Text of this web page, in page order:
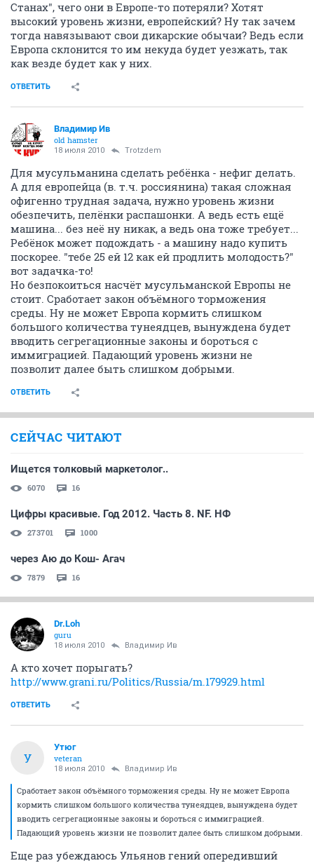
Станах", чего они в Европе-то потеряли? Хотят
высокий уровень жизни, европейский? Ну так зачем
тогда навязывают свои дикарские обычаи? Ведь если
Европа склонится то им некуда будет уезжать, так
как везде будет как у них.
ОТВЕТИТЬ
Владимир Ив
old hamster
18 июля 2010 Trotzdem
Для мусульманина сделать ребёнка - нефиг делать.
А для европейца (в. т.ч. россиянина) такая сложная
офигенно трудная задача, нужно уровень жизни
обезпечить, пелёнки распашонки. А ведь есть ещё
машина... без неё ну никак, а ведь она тоже требует...
Ребёнок может подождать - а машину надо купить
поскорее. "тебе 25 ей 12 как ей продлить молодость?"
вот задачка-то!
Но безпокоиться насчёт мусульманской Европы не
стоит. Сработает закон объёмного торможения
среды. Ну не может Европа кормить слишком
большого количества тунеядцев, вынуждена будет
вводить сегрегационные законы и бороться с
иммиграцией. Падающий уровень жизни не
позволит далее быть слишком добрыми.
ОТВЕТИТЬ
СЕЙЧАС ЧИТАЮТ
Ищется толковый маркетолог..
6070 16
Цифры красивые. Год 2012. Часть 8. NF. НФ
273701 1000
через Аю до Кош- Агач
7879 16
Dr.Loh
guru
18 июля 2010 Владимир Ив
А кто хочет порыгать?
http://www.grani.ru/Politics/Russia/m.179929.html
ОТВЕТИТЬ
У
Утюг
veteran
18 июля 2010 Владимир Ив
Сработает закон объёмного торможения среды. Ну не может Европа
кормить слишком большого количества тунеядцев, вынуждена будет
вводить сегрегационные законы и бороться с иммиграцией.
Падающий уровень жизни не позволит далее быть слишком добрыми.
Еще раз убеждаюсь Ульянов гений опередивший